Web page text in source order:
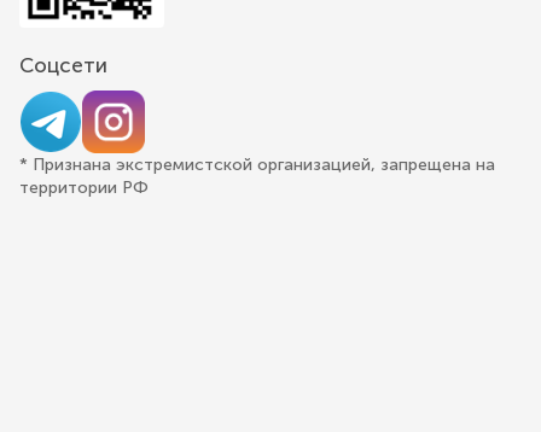
Соцсети
* Признана экстремистской организацией, запрещена на
территории РФ